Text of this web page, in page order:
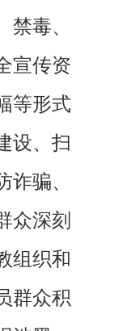
毒、
宣传资
等形式
设、扫
骗、
众深刻
组织和
群众积